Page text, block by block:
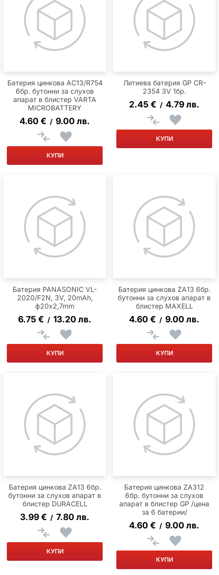
Батерия цинковa AC13/R754
6бр. бутонни за слухов
апарат в блистер VARTA
MICROBATTERY
4.60 € / 9.00 лв.
КУПИ
Литиева батерия GP CR-
2354 3V 1бр.
2.45 € / 4.79лв.
КУПИ
Батерия PANASONIC VL-
2020/F2N, 3V, 20mAh,
ф20x2,7mm
6.75 € / 13.20 лв.
КУПИ
Батерия цинкова ZA13 6бр.
бутонни за слухов апарат в
блистер MAXELL
4.60 € / 9.00 лв.
КУПИ
Батерия цинкова ZA13 6бр.
бутонни за слухов апарат в
блистер DURACELL
3.99€ / 7.80 лв.
КУПИ
Батерия цинкова ZA312
6бр. бутонни за слухов
апарат в блистер GP /цена
за 6 батерии/
4.60 € / 9.00 лв.
КУПИ